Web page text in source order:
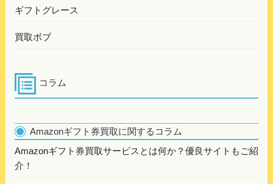
ギフトグレース
買取ボブ
コラム
Amazonギフト券買取に関するコラム
Amazonギフト券買取サービスとは何か？優良サイトもご紹
介！